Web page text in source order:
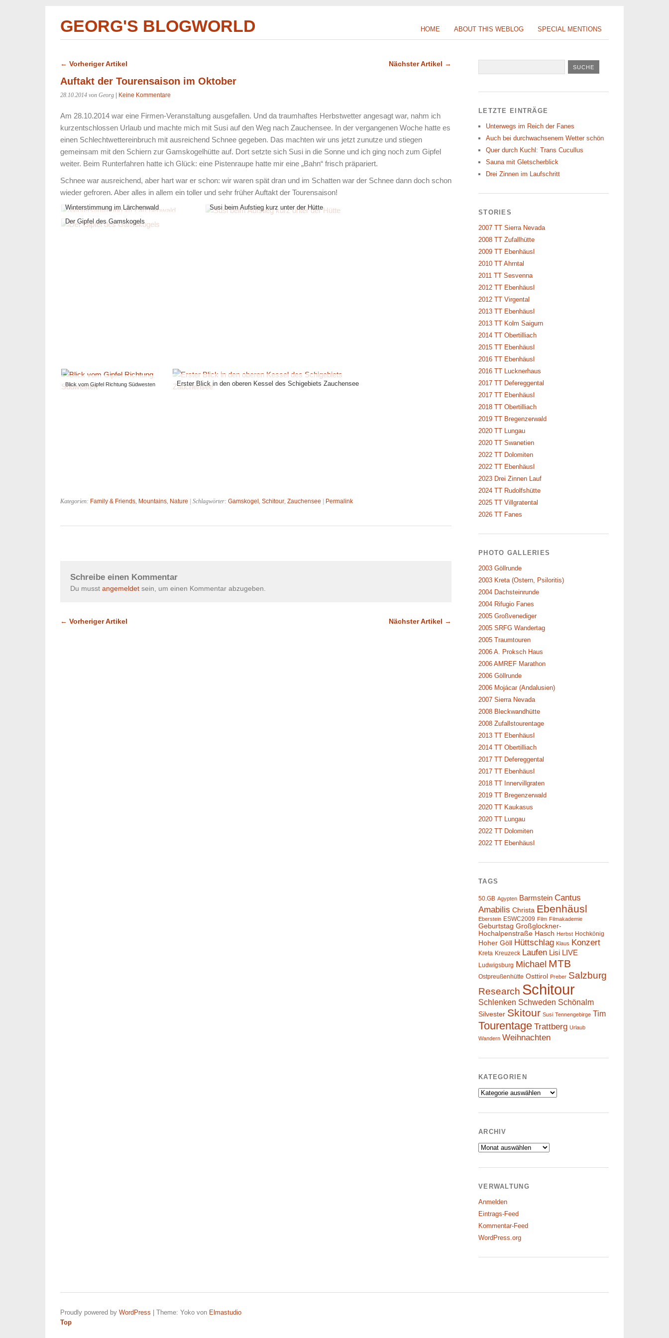
HOME ABOUT THIS WEBLOG SPECIAL MENTIONS
GEORG'S BLOGWORLD
← Vorheriger Artikel Nächster Artikel →
Auftakt der Tourensaison im Oktober
28.10.2014 von Georg Keine Kommentare
Am 28.10.2014 war eine Firmen-Veranstaltung ausgefallen. Und da traumhaftes Herbstwetter angesagt war, nahm ich
kurzentschlossen Urlaub und machte mich mit Susi auf den Weg nach Zauchensee. In der vergangenen Woche hatte es
einen Schlechtwettereinbruch mit ausreichend Schnee gegeben. Das machten wir uns jetzt zunutze und stiegen
gemeinsam mit den Schiern zur Gamskogelhütte auf. Dort setzte sich Susi in die Sonne und ich ging noch zum Gipfel
weiter. Beim Runterfahren hatte ich Glück: eine Pistenraupe hatte mir eine „Bahn“ frisch präpariert.
Schnee war ausreichend, aber hart war er schon: wir waren spät dran und im Schatten war der Schnee dann doch schon
wieder gefroren. Aber alles in allem ein toller und sehr früher Auftakt der Tourensaison!
Winterstimmung im Lärchenwald
Der Gipfel des Gamskogels
Susi beim Aufstieg kurz unter der Hütte
Blick vom Gipfel Richtung Südwesten Erster Blick in den oberen Kessel des Schigebiets Zauchensee
Kategorien: Family & Friends, Mountains, Nature | Schlagwörter: Gamskogel , Schitour, Zauchensee Permalink
Schreibe einen Kommentar
Du musst angemeldet sein, um einen Kommentar abzugeben.
← Vorheriger Artikel Nächster Artikel →
LETZTE EINTRÄGE
Unterwegs im Reich der Fanes
Auch bei durchwachsenem Wetter schön
Quer durch Kuchl: Trans Cucullus
Sauna mit Gletscherblick
Drei Zinnen im Laufschritt
STORIES
2007 TT Sierra Nevada
2008 TT Zufallhütte
2009 TT Ebenhäusl
2010 TT Ahrntal
2011 TT Sesvenna
2012 TT Ebenhäusl
2012 TT Virgental
2013 TT Ebenhäusl
2013 TT Kolm Saigurn
2014 TT Obertilliach
2015 TT Ebenhäusl
2016 TT Ebenhäusl
2016 TT Lucknerhaus
2017 TT Defereggental
2017 TT Ebenhäusl
2018 TT Obertilliach
2019 TT Bregenzerwald
2020 TT Lungau
2020 TT Swanetien
2022 TT Dolomiten
2022 TT Ebenhäusl
2023 Drei Zinnen Lauf
2024 TT Rudolfshütte
2025 TT Villgratental
2026 TT Fanes
PHOTO GALLERIES
2003 Göllrunde
2003 Kreta (Ostern, Psiloritis)
2004 Dachsteinrunde
2004 Rifugio Fanes
2005 Großvenediger
2005 SRFG Wandertag
2005 Traumtouren
2006 A. Proksch Haus
2006 AMREF Marathon
2006 Göllrunde
2006 Mojácar (Andalusien)
2007 Sierra Nevada
2008 Bleckwandhütte
2008 Zufallstourentage
2013 TT Ebenhäusl
2014 TT Obertilliach
2017 TT Defereggental
2017 TT Ebenhäusl
2018 TT Innervillgraten
2019 TT Bregenzerwald
2020 TT Kaukasus
2020 TT Lungau
2022 TT Dolomiten
2022 TT Ebenhäusl
TAGS
50.GB Agypten Barmstein Cantus
Amabilis Christa Ebenhäusl
Eberstein ESWC2009 Film Filmakademie
Geburtstag Großglockner-
Hochalpenstraße Hasch Herbst Hochkönig
Hoher Göll Hüttschlag Klaus Konzert
Kreta Kreuzeck Laufen Lisi LIVE
Ludwigsburg Michael MTB
Ostpreußenhütte Osttirol Preber Salzburg
Research Schitour
Schlenken Schweden Schönalm
Silvester Skitour Susi Tennengebirge Tim
Tourentage Trattberg Urlaub
Wandern Weihnachten
KATEGORIEN
Kategorien
ARCHIV
Archiv
VERWALTUNG
Anmelden
Eintrags-Feed
Kommentar-Feed
WordPress.org
Proudly powered by WordPress Theme: Yoko von Elmastudio
Top